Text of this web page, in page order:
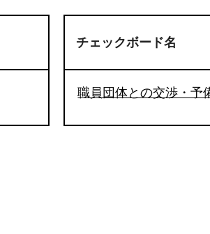
チェックボード名
職員団体との交渉・予